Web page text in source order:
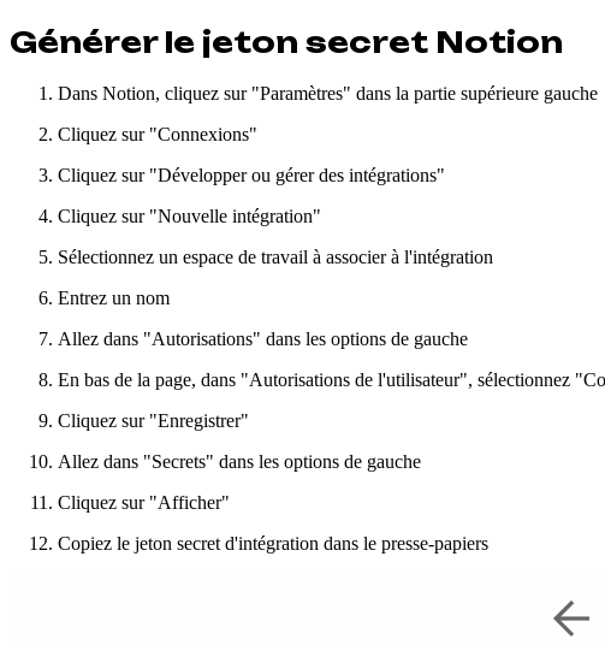
Générer le jeton secret Notion
Dans Notion, cliquez sur "Paramètres" dans la partie supérieure gauche
Cliquez sur "Connexions"
Cliquez sur "Développer ou gérer des intégrations"
Cliquez sur "Nouvelle intégration"
Sélectionnez un espace de travail à associer à l'intégration
Entrez un nom
Allez dans "Autorisations" dans les options de gauche
En bas de la page, dans "Autorisations de l'utilisateur", sélectionnez
Cliquez sur "Enregistrer"
Allez dans "Secrets" dans les options de gauche
Cliquez sur "Afficher"
Copiez le jeton secret d'intégration dans le presse-papiers